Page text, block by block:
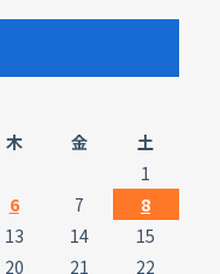
木 金
土
1
6 7
8
13 14
15
20 21 22